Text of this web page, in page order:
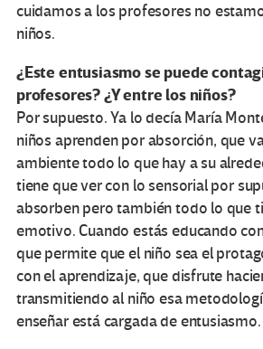
cuidamos a los profesores no
niños.
¿Este entusiasmo se puede
profesores? ¿Y entre los niños?
Por supuesto. Ya lo decía María
niños aprenden por absorción, que
ambiente todo lo que hay a su
tiene que ver con lo sensorial por
absorben pero también todo lo que
emotivo. Cuando estás educando
que permite que el niño sea el
con el aprendizaje, que disfrute
transmitiendo al niño esa
enseñar está cargada de entusiasmo.